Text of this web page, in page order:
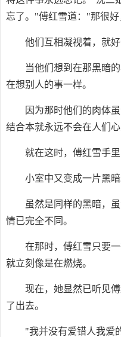
忘了。"傅红雪道："那很
他们互相凝视着，就
当他们想到在那黑暗
在想别人的事一样。
因为那时他们的肉体
结合本就永远不会在人们
就在这时，傅红雪手
小室中又变成一片黑暗
虽然是同样的黑暗，
情已完全不同。
在那时，傅红雪只要
就立刻像是在燃烧。
现在，她显然已听见
了出去。
"我并没有爱错人我爱